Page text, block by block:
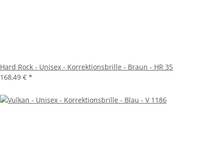
Hard Rock - Unisex - Korrektionsbrille - Braun - HR 35
168,49 € *